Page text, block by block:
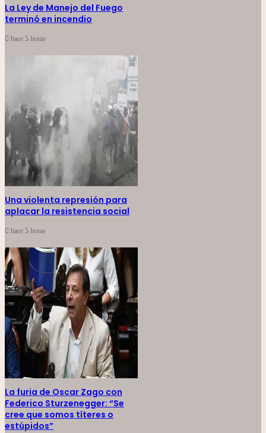
La Ley de Manejo del Fuego
terminó en incendio
hace 5 horas
Una violenta represión para
aplacar la resistencia social
hace 5 horas
La furia de Oscar Zago con
Federico Sturzenegger: “Se
cree que somos títeres o
estúpidos”